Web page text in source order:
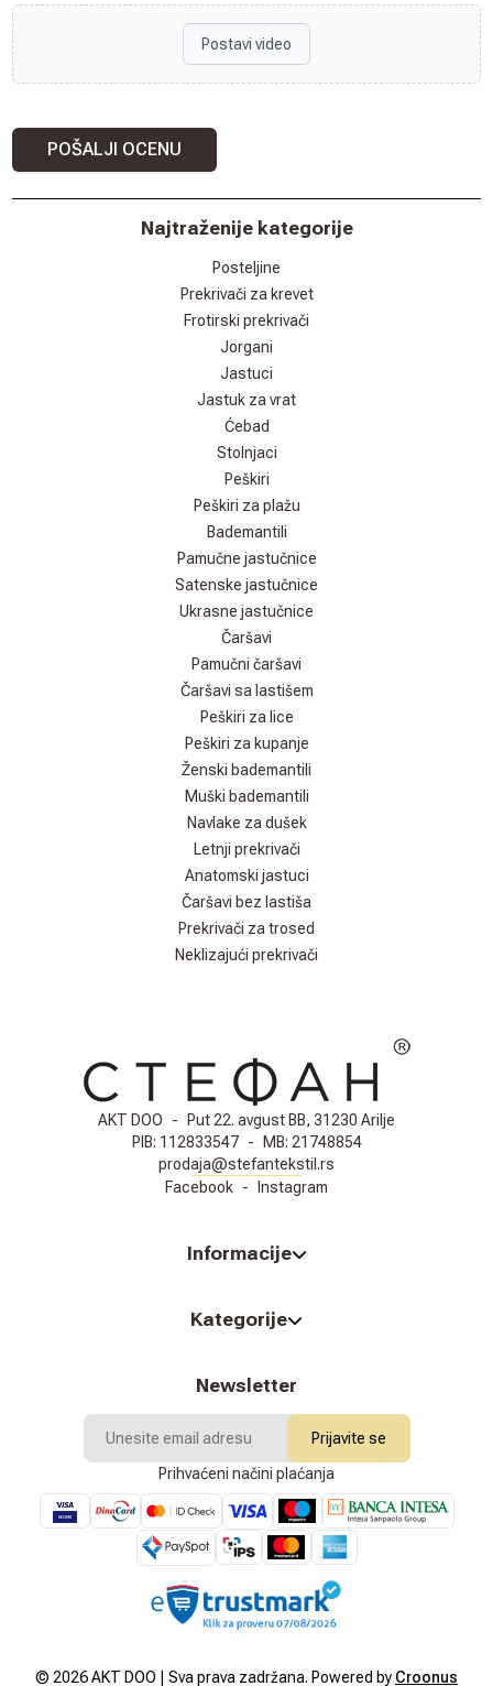
Postavi video
POŠALJI OCENU
Najtraženije kategorije
Posteljine
Prekrivači za krevet
Frotirski prekrivači
Jorgani
Jastuci
Jastuk za vrat
Ćebad
Stolnjaci
Peškiri
Peškiri za plažu
Bademantili
Pamučne jastučnice
Satenske jastučnice
Ukrasne jastučnice
Čaršavi
Pamučni čaršavi
Čaršavi sa lastišem
Peškiri za lice
Peškiri za kupanje
Ženski bademantili
Muški bademantili
Navlake za dušek
Letnji prekrivači
Anatomski jastuci
Čaršavi bez lastiša
Prekrivači za trosed
Neklizajući prekrivači
AKT DOO - Put 22. avgust BB, 31230 Arilje
PIB: 112833547 - MB: 21748854
prodaja@stefantekstil.rs
Facebook - Instagram
Informacije
Kategorije
Newsletter
Prijavite se
Prihvaćeni načini plaćanja
© 2026AKT DOO | Sva prava zadržana. Powered by Croonus